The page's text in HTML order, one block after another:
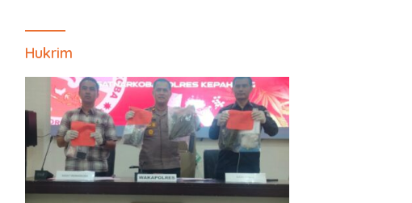
Kepahiang
Hukrim